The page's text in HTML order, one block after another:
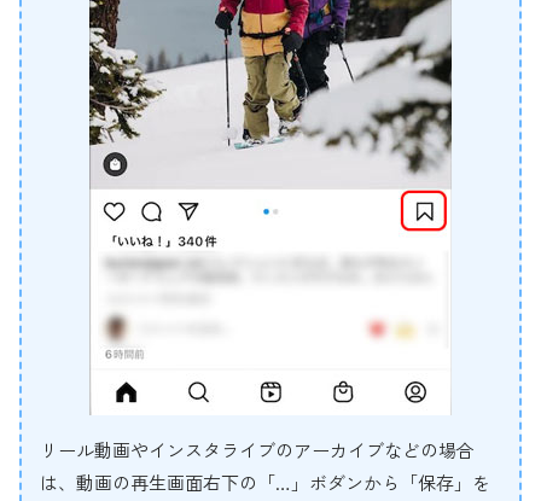
リール動画やインスタライブのアーカイブなどの場合
は、動画の再生画面右下の「…」ボダンから「保存」を